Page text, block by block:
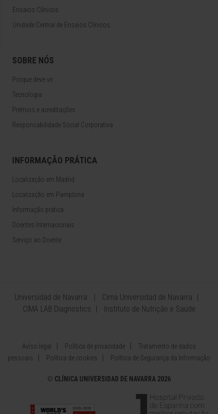
Ensaios Clínicos
Unidade Central de Ensaios Clínicos
SOBRE NÓS
Porque deve vir
Tecnologia
Prémios e acreditações
Responsabilidade Social Corporativa
INFORMAÇÃO PRÁTICA
Localização em Madrid
Localização em Pamplona
Informação prática
Doentes Internacionais
Serviço ao Doente
Universidad de Navarra
Cima Universidad de Navarra
CIMA LAB Diagnostics
Instituto de Nutrição e Saúde
Aviso legal Política de privacidade
Tratamento de dados
pessoais
Política de cookies Política de Segurança da Informação
© CLÍNICA UNIVERSIDAD DE NAVARRA 2026